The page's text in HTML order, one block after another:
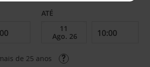
ATÉ
de 25 anos